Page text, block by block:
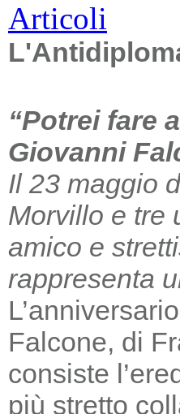
Articoli
“Potrei fare
Giovanni
Il 23 maggio
Morvillo e tre
amico e
rappresenta
Falcone, di
consiste
più stretto